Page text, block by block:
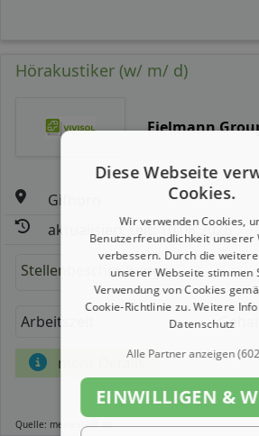
Hörakustiker (w/ m/ d)
Fielmann
Gifhorn
aktualisiert seit: 10.08.2026
Stellenbeschreibung:
Arbeitszeit Gehalt
mehr Details
Quelle: meinestadt.de
Diese Webseite
Cookies.
Wir verwenden Cookies,
Benutzerfreundlichkeit unserer
verbessern. Durch die
unserer Webseite stimmen
Verwendung von Cookies
Cookie-Richtlinie zu.Weitere
Datenschutz
Alle Partner anzeigen
EINWILLIGEN &